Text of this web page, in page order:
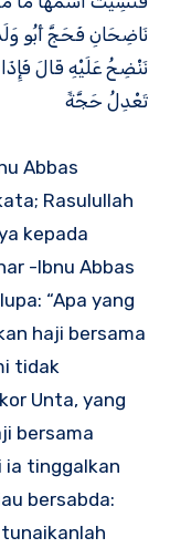
نَاضِحَانِ فَحَجَّ أَبُو
نَنْضِحُ عَلَيْهِ قَالَ
تَعْدِلُ حَجَّةً
Abbas
Rasulullah
kepada
-Ibnu Abbas
“Apa yang
haji bersama
tidak
Unta, yang
bersama
ia tinggalkan
bersabda: